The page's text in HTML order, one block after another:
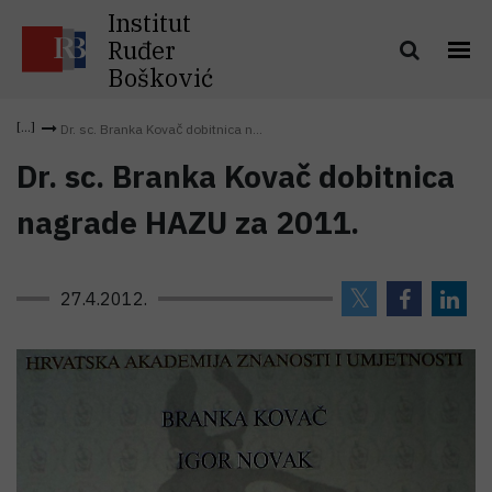
Institut
Ruđer
Bošković
Dr. sc. Branka Kovač dobitnica n...
Dr. sc. Branka Kovač dobitnica
nagrade HAZU za 2011.
27.4.2012.